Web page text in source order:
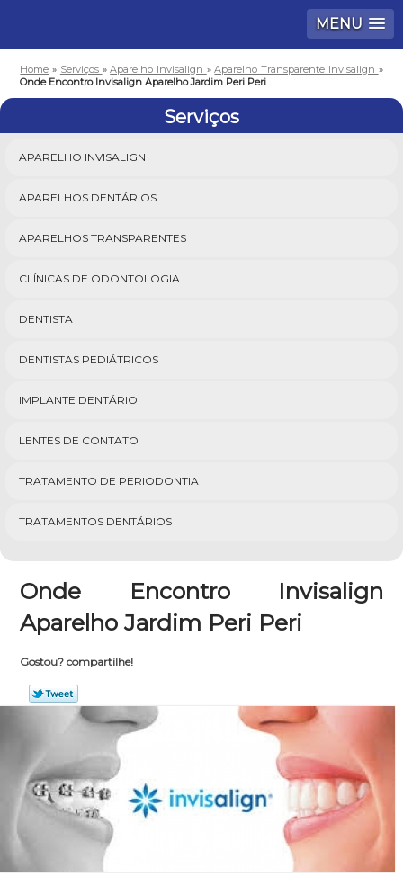
MENU
Home » Serviços »Aparelho Invisalign »Aparelho Transparente Invisalign »
Onde Encontro Invisalign Aparelho Jardim Peri Peri
Serviços
APARELHO INVISALIGN
APARELHOS DENTÁRIOS
APARELHOS TRANSPARENTES
CLÍNICAS DE ODONTOLOGIA
DENTISTA
DENTISTAS PEDIÁTRICOS
IMPLANTE DENTÁRIO
LENTES DE CONTATO
TRATAMENTO DE PERIODONTIA
TRATAMENTOS DENTÁRIOS
Onde Encontro Invisalign
Aparelho Jardim Peri Peri
Gostou? compartilhe!